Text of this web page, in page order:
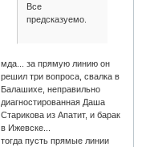
Все
предсказуемо.
мда... за прямую линию он
решил три вопроса, свалка в
Балашихе, неправильно
диагностированная Даша
Старикова из Апатит, и барак
в Ижевске...
тогда пусть прямые линии